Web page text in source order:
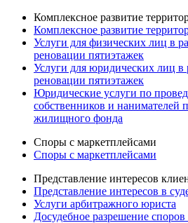
Комплексное развитие
Комплексное развитие
Услуги для физических лиц в
реновации пятиэтажек
Услуги для юридических лиц
реновации пятиэтажек
Юридические услуги по
собственников и нанимателей
жилищного фонда
Споры с маркетплейсами
Споры с маркетплейсами
Представление интересов
Представление интересов в
Услуги арбитражного юриста
Досудебное разрешение